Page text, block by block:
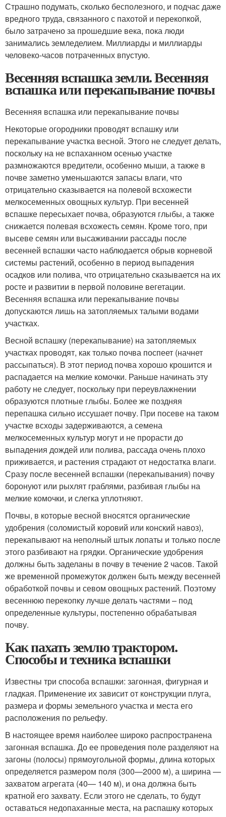
Страшно подумать, сколько бесполезного, и подчас даже
вредного труда, связанного с пахотой и перекопкой,
было затрачено за прошедшие века, пока люди
занимались земледелием. Миллиарды и миллиарды
человеко-часов потраченных впустую.
Весенняя вспашка земли. Весенняя
вспашка или перекапывание почвы
Весенняя вспашка или перекапывание почвы
Некоторые огородники проводят вспашку или
перекапывание участка весной. Этого не следует делать,
поскольку на не вспаханном осенью участке
размножаются вредители, особенно мыши, а также в
почве заметно уменьшаются запасы влаги, что
отрицательно сказывается на полевой всхожести
мелкосеменных овощных культур. При весенней
вспашке пересыхает почва, образуются глыбы, а также
снижается полевая всхожесть семян. Кроме того, при
высеве семян или высаживании рассады после
весенней вспашки часто наблюдается обрыв корневой
системы растений, особенно в период выпадения
осадков или полива, что отрицательно сказывается на их
росте и развитии в первой половине вегетации.
Весенняя вспашка или перекапывание почвы
допускаются лишь на затопляемых талыми водами
участках.
Весной вспашку (перекапывание) на затопляемых
участках проводят, как только почва поспеет (начнет
рассыпаться). В этот период почва хорошо крошится и
распадается на мелкие комочки. Раньше начинать эту
работу не следует, поскольку при переувлажнении
образуются плотные глыбы. Более же поздняя
перепашка сильно иссушает почву. При посеве на таком
участке всходы задерживаются, а семена
мелкосеменных культур могут и не прорасти до
выпадения дождей или полива, рассада очень плохо
приживается, и растения страдают от недостатка влаги.
Сразу после весенней вспашки (перекапывания) почву
боронуют или рыхлят граблями, разбивая глыбы на
мелкие комочки, и слегка уплотняют.
Почвы, в которые весной вносятся органические
удобрения (соломистый коровий или конский навоз),
перекапывают на неполный штык лопаты и только после
этого разбивают на грядки. Органические удобрения
должны быть заделаны в почву в течение 2 часов. Такой
же временной промежуток должен быть между весенней
обработкой почвы и севом овощных растений. Поэтому
весеннюю перекопку лучше делать частями – под
определенные культуры, постепенно обрабатывая
почву.
Как пахать землю трактором.
Способы и техника вспашки
Известны три способа вспашки: загонная, фигурная и
гладкая. Применение их зависит от конструкции плуга,
размера и формы земельного участка и места его
расположения по рельефу.
В настоящее время наиболее широко распространена
загонная вспашка. До ее проведения поле разделяют на
загоны (полосы) прямоугольной формы, длина которых
определяется размером поля (300—2000 м), а ширина —
захватом агрегата (40— 140 м), и она должна быть
кратной его захвату. Если этого не сделать, то будут
оставаться недопаханные места, на распашку которых